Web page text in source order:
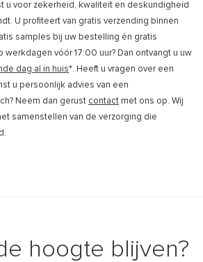
u voor zekerheid, kwaliteit en deskundigheid
U profiteert van gratis verzending binnen
samples bij uw bestelling én gratis
werkdagen vóór 17:00 uur? Dan ontvangt u uw
dag al in huis*. Heeft u vragen over een
u persoonlijk advies van een
Neem dan gerust contact met ons op. Wij
samenstellen van de verzorging die
hoogte blijven?